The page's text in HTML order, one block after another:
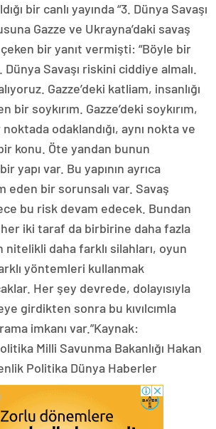
bir canlı yayında “3. Dünya Savaşı
Gazze ve Ukrayna’daki savaş
bir yanıt vermişti: “Böyle bir
Savaşı riskini ciddiye almalı.
Gazze’deki katliam, insanlığı
bir soykırım. Gazze’deki soykırım,
odaklandığı, aynı nokta ve
konu. Öte yandan bunun
yapı var. Bu yapının ayrıca
eden bir sorunsalı var. Savaş
bu risk devam edecek. Bundan
her iki taraf da birbirine daha fazla
daha farklı silahları, oyun
yöntemleri kullanmak
Her şey devrede, dolayısıyla
girdikten sonra bu kıvılcımla
imkanı var.”Kaynak:
Milli Savunma Bakanlığı Hakan
Politika Dünya Haberler